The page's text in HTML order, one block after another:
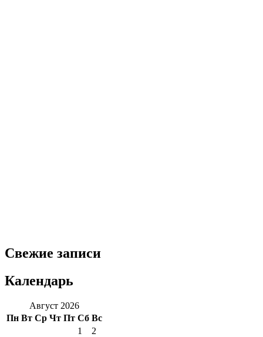
Свежие записи
Календарь
Август 2026
Пн Вт Ср Чт Пт Сб Вс
1
2